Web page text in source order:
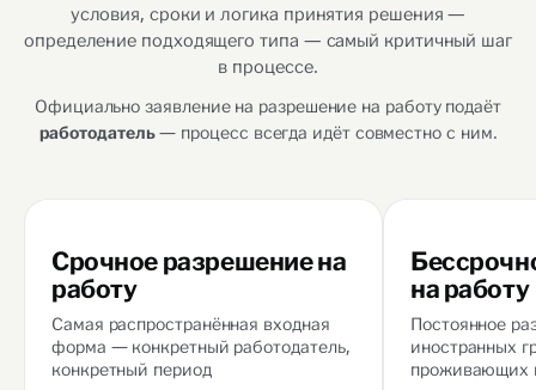
условия, сроки и логика принятия решения —
определение подходящего типа — самый критичный шаг
в процессе.
Официально заявление на разрешение на работу подаёт
работодатель— процесс всегда идёт совместно с ним.
Срочное разрешение на
работу
Самая распространённая входная
форма — конкретный работодатель,
конкретный период
на работу
Постоянное
иностранных
проживающих